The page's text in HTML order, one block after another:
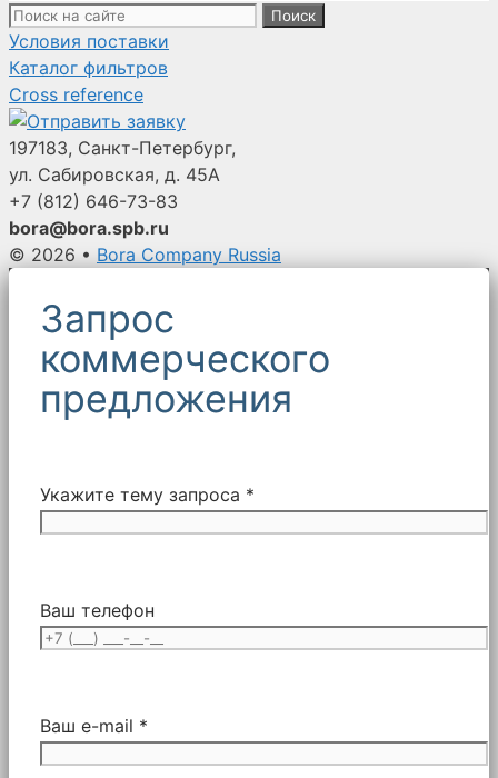
Поиск:
Условия поставки
Каталог фильтров
Cross reference
197183, Санкт-Петербург,
ул. Сабировская, д. 45А
+7 (812) 646-73-83
bora@bora.spb.ru
© 2026 • Bora Company Russia
Запрос
коммерческого
предложения
Укажите тему запроса *
Ваш телефон
Ваш e-mail *